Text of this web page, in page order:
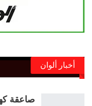
أخبار ألوان
صاعقة